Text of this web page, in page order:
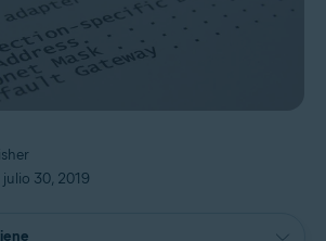
30, 2019